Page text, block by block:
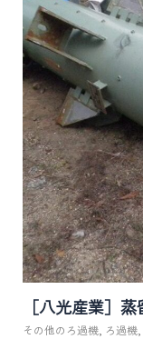
［八光産業］
その他のろ過機, ろ過機,